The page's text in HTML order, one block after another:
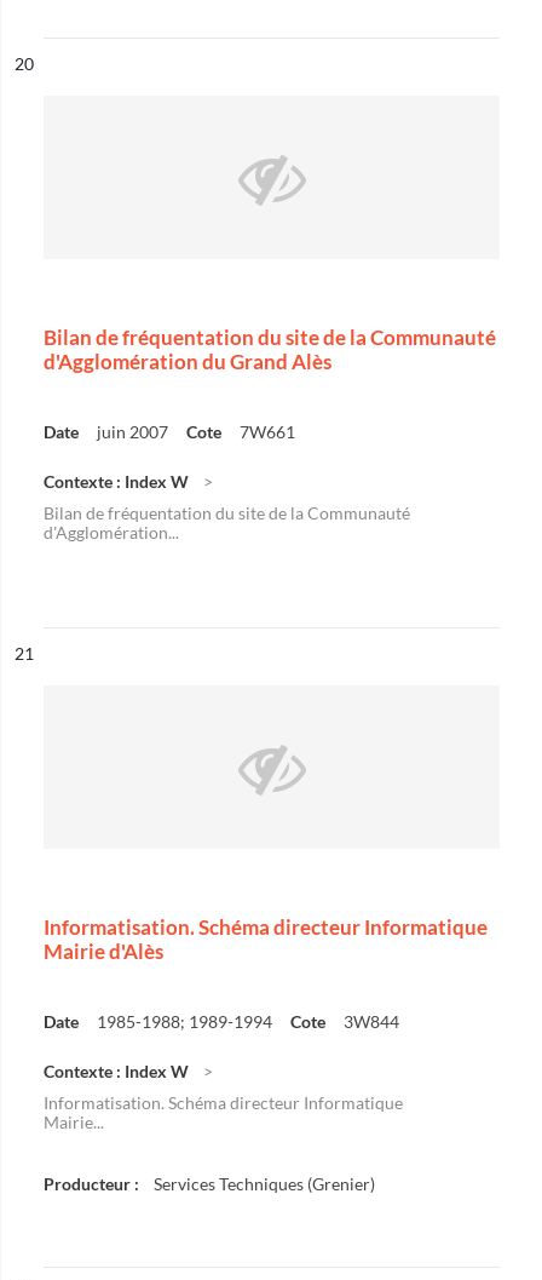
n°
20
Bilan de fréquentation du site de la Communauté
d'Agglomération du Grand Alès
Date juin 2007 Cote 7W661
Contexte : Index W
Bilan de fréquentation du site de la Communauté
d'Agglomération...
n°
21
Informatisation. Schéma directeur Informatique
Mairie d'Alès
Date 1985-1988; 1989-1994 Cote 3W844
Contexte : Index W
Informatisation. Schéma directeur Informatique
Mairie...
Producteur : Services Techniques (Grenier)